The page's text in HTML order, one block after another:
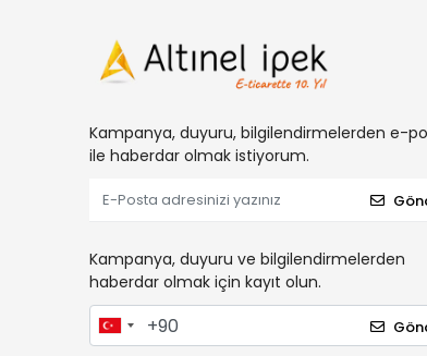
Kampanya, duyuru, bilgilendirmelerden e-
ile haberdar olmak istiyorum.
Kampanya, duyuru ve bilgilendirmelerden
haberdar olmak için kayıt olun.